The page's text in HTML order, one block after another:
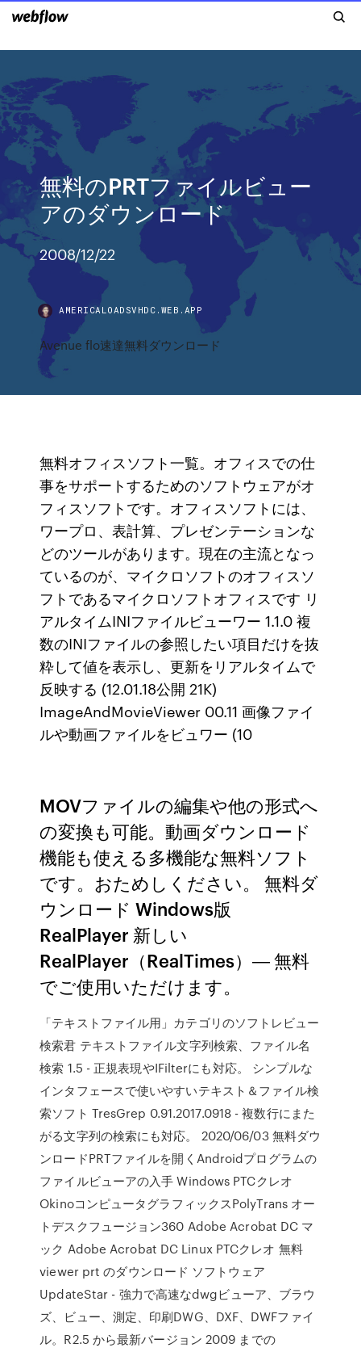
無料のPRTファイルビュー
アのダウンロード
2008/12/22
AMERICALOADSVHDC.WEB.APP
Avenue flo速達無料ダウンロード
無料オフィスソフト一覧。オフィスでの仕
事をサポートするためのソフトウェアがオ
フィスソフトです。オフィスソフトには、
ワープロ、表計算、プレゼンテーションな
どのツールがあります。現在の主流となっ
ているのが、マイクロソフトのオフィスソ
フトであるマイクロソフトオフィスです リ
アルタイムINIファイルビューワー 1.1.0 複
数のINIファイルの参照したい項目だけを抜
粋して値を表示し、更新をリアルタイムで
反映する (12.01.18公開 21K)
ImageAndMovieViewer 00.11 画像ファイ
ルや動画ファイルをビュワー (10
MOVファイルの編集や他の形式へ
の変換も可能。動画ダウンロード
機能も使える多機能な無料ソフト
です。おためしください。 無料ダ
ウンロード Windows版
RealPlayer 新しい
RealPlayer（RealTimes）― 無料
でご使用いただけます。
「テキストファイル用」カテゴリのソフトレビュー
検索君 テキストファイル文字列検索、ファイル名
検索 1.5 - 正規表現やIFilterにも対応。 シンプルな
インタフェースで使いやすいテキスト＆ファイル検
索ソフト TresGrep 0.91.2017.0918 - 複数行にまた
がる文字列の検索にも対応。 2020/06/03 無料ダウ
ンロードPRTファイルを開くAndroidプログラムの
ファイルビューアの入手 Windows PTCクレオ
OkinoコンピュータグラフィックスPolyTrans オー
トデスクフュージョン360 Adobe Acrobat DC マ
ック Adobe Acrobat DC Linux PTCクレオ 無料
viewer prt のダウンロード ソフトウェア
UpdateStar - 強力で高速なdwgビューア、ブラウ
ズ、ビュー、測定、印刷DWG、DXF、DWFファイ
ル。R2.5 から最新バージョン 2009 までの